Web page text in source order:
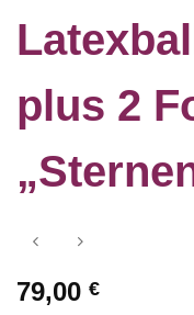
plus 2
79,00 €